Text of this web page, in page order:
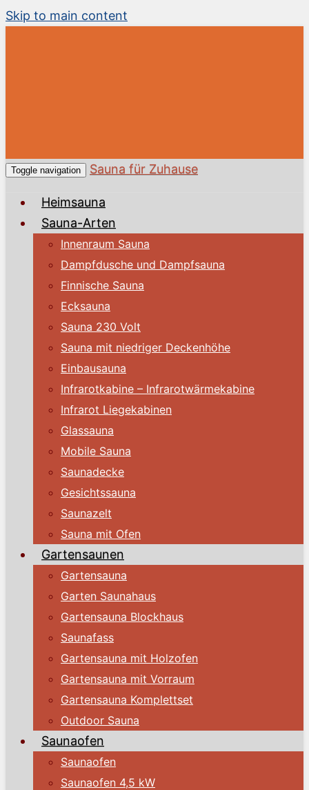
Skip to main content
Toggle navigation Sauna für Zuhause
Heimsauna
Sauna-Arten
Innenraum Sauna
Dampfdusche und Dampfsauna
Finnische Sauna
Ecksauna
Sauna 230 Volt
Sauna mit niedriger Deckenhöhe
Einbausauna
Infrarotkabine – Infrarotwärmekabine
Infrarot Liegekabinen
Glassauna
Mobile Sauna
Saunadecke
Gesichtssauna
Saunazelt
Sauna mit Ofen
Gartensaunen
Gartensauna
Garten Saunahaus
Gartensauna Blockhaus
Saunafass
Gartensauna mit Holzofen
Gartensauna mit Vorraum
Gartensauna Komplettset
Outdoor Sauna
Saunaofen
Saunaofen
Saunaofen 4,5 kW